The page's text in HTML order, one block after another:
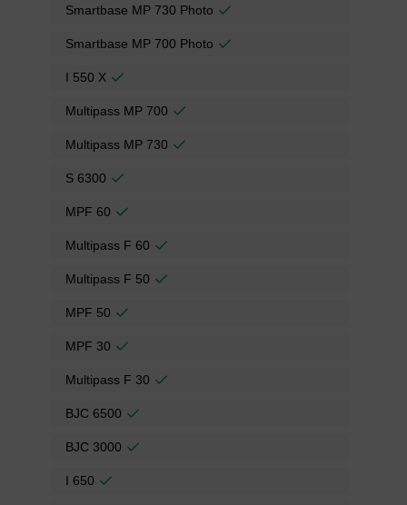
Smartbase MP 730 Photo
Smartbase MP 700 Photo
I 550 X
Multipass MP 700
Multipass MP 730
S 6300
MPF 60
Multipass F 60
Multipass F 50
MPF 50
MPF 30
Multipass F 30
BJC 6500
BJC 3000
I 650